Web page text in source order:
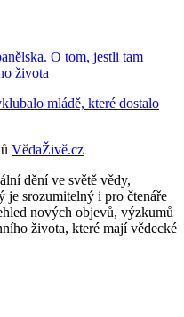
O tom, jestli tam
života
mládě, které dostalo
VědaŽivě.cz
dění ve světě vědy,
je srozumitelný i pro čtenáře
nových objevů, výzkumů
života, které mají vědecké